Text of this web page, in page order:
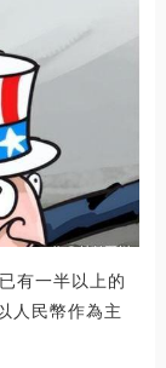
有一半以上的
人民幣作為主